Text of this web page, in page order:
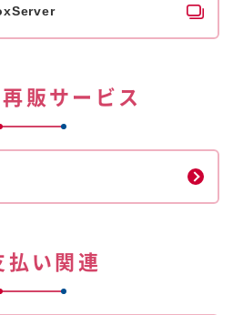
販サービス
払い関連